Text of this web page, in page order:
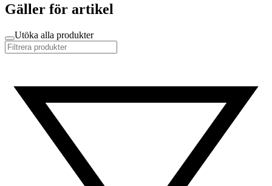
Gäller för artikel
Utöka alla produkter